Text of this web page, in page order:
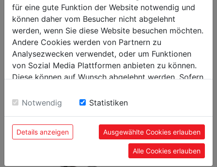
general data
EAN code
9120058375439
POPULAR PRODUCTS
für eine gute Funktion der Website notwendig und
können daher vom Besucher nicht abgelehnt
werden, wenn Sie diese Website besuchen möchten.
Andere Cookies werden von Partnern zu
Analysezwecken verwendet, oder um Funktionen
von Sozial Media Plattformen anbieten zu können.
Diese können auf Wunsch abgelehnt werden. Sofern
Einwilligung zu unseren Cookies.
Notwendig Statistiken
Details anzeigen Ausgewählte Cookies erlauben
Alle Cookies erlauben